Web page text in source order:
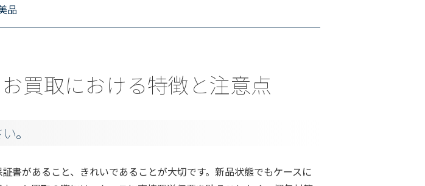
品
買取における特徴と注意点
。
書があること、きれいであることが大切です。新品状態でもケースに